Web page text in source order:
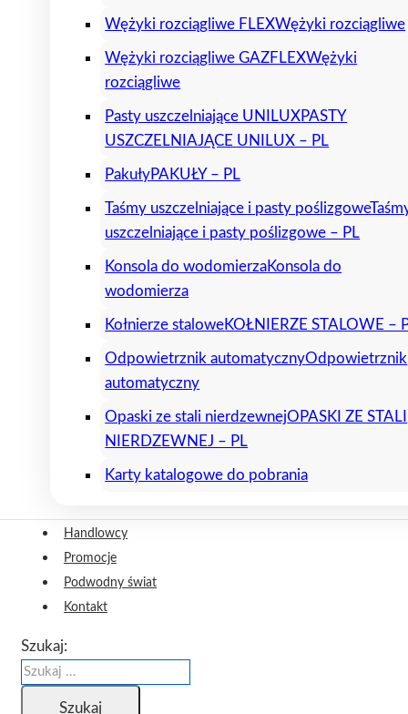
Wężyki rozciągliwe FLEXWężyki rozciągliwe
Wężyki rozciągliwe GAZFLEXWężyki
rozciągliwe
Pasty uszczelniające UNILUX PASTY
USZCZELNIAJĄCE UNILUX – PL
PakułyPAKUŁY – PL
Taśmy uszczelniające i pasty poślizgowe
uszczelniające i pasty poślizgowe – PL
Konsola do wodomierzaKonsola do
wodomierza
Kołnierze staloweKOŁNIERZE STALOWE –
Odpowietrznik automatycznyOdpowietrznik
automatyczny
Opaski ze stali nierdzewnejOPASKI ZE STALI
NIERDZEWNEJ – PL
Karty katalogowe do pobrania
Handlowcy
Promocje
Podwodny świat
Kontakt
Szukaj: